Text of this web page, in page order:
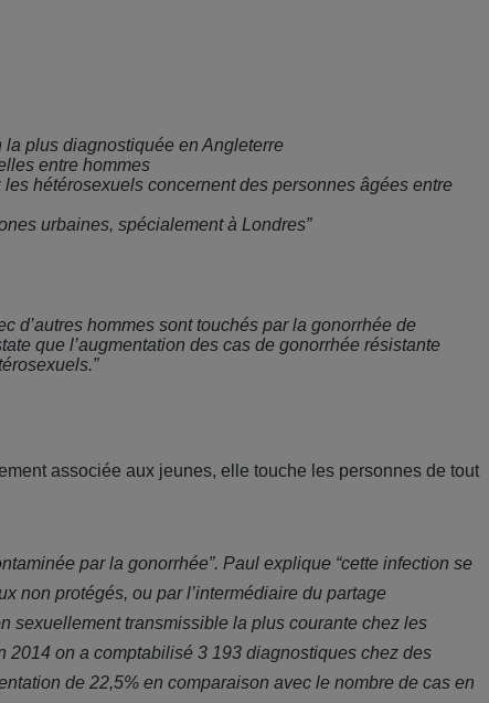
plus diagnostiquée en Angleterre
entre hommes
hétérosexuels concernent des personnes âgées entre
urbaines, spécialement à Londres”
d’autres hommes sont touchés par la gonorrhée de
que l’augmentation des cas de gonorrhée résistante
associée aux jeunes, elle touche les personnes de tout
par la gonorrhée”. Paul explique “cette infection se
non protégés, ou par l’intermédiaire du partage
sexuellement transmissible la plus courante chez les
2014 on a comptabilisé 3 193 diagnostiques chez des
de 22,5% en comparaison avec le nombre de cas en